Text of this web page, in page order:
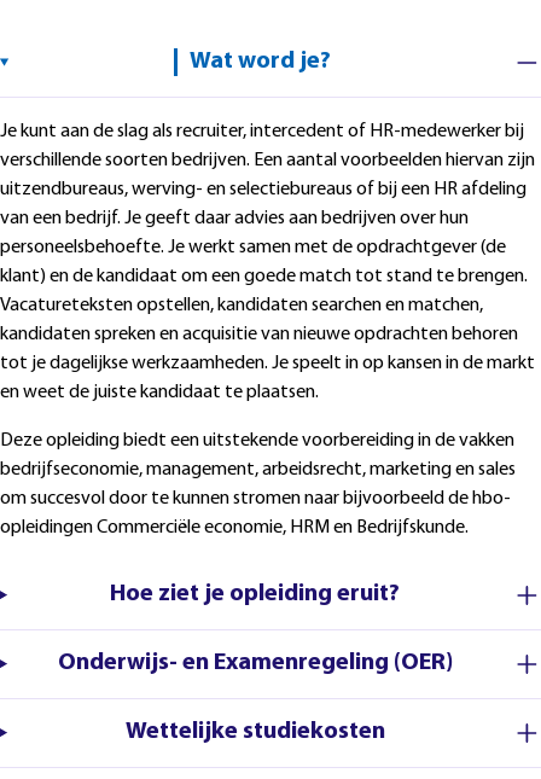
Wat word je?
Je kunt aan de slag als recruiter, intercedent of HR-medewerker bij
verschillende soorten bedrijven. Een aantal voorbeelden hiervan zijn
uitzendbureaus, werving- en selectiebureaus of bij een HR afdeling
van een bedrijf. Je geeft daar advies aan bedrijven over hun
personeelsbehoefte. Je werkt samen met de opdrachtgever (de
klant) en de kandidaat om een goede match tot stand te brengen.
Vacatureteksten opstellen, kandidaten searchen en matchen,
kandidaten spreken en acquisitie van nieuwe opdrachten behoren
tot je dagelijkse werkzaamheden. Je speelt in op kansen in de markt
en weet de juiste kandidaat te plaatsen.
Deze opleiding biedt een uitstekende voorbereiding in de vakken
bedrijfseconomie, management, arbeidsrecht, marketing en sales
om succesvol door te kunnen stromen naar bijvoorbeeld de hbo-
opleidingen Commerciële economie, HRM en Bedrijfskunde.
Hoe ziet je opleiding eruit?
Onderwijs- en Examenregeling (OER)
Wettelijke studiekosten